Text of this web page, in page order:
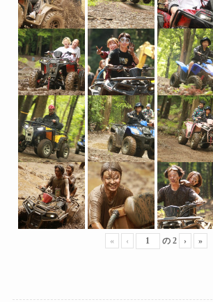
« ‹ の 2 › »